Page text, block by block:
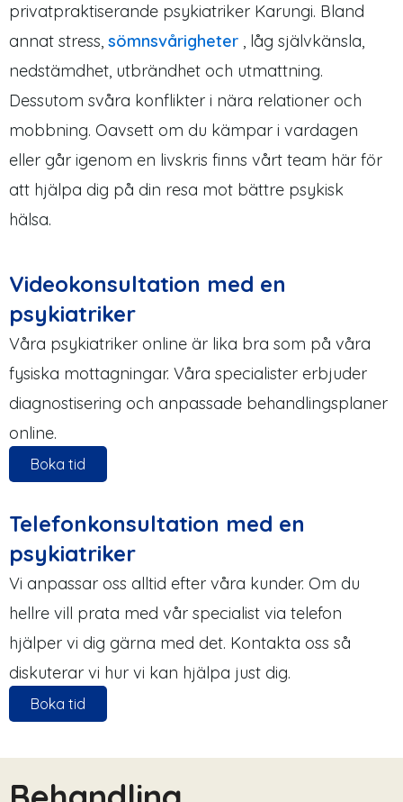
privatpraktiserande psykiatriker Karungi. Bland
annat stress, sömnsvårigheter , låg självkänsla,
nedstämdhet, utbrändhet och utmattning.
Dessutom svåra konflikter i nära relationer och
mobbning. Oavsett om du kämpar i vardagen
eller går igenom en livskris finns vårt team här för
att hjälpa dig på din resa mot bättre psykisk
hälsa.
Videokonsultation med en
psykiatriker
Våra psykiatriker online är lika bra som på våra
fysiska mottagningar. Våra specialister erbjuder
diagnostisering och anpassade behandlingsplaner
online.
Boka tid
Telefonkonsultation med en
psykiatriker
Vi anpassar oss alltid efter våra kunder. Om du
hellre vill prata med vår specialist via telefon
hjälper vi dig gärna med det. Kontakta oss så
diskuterar vi hur vi kan hjälpa just dig.
Boka tid